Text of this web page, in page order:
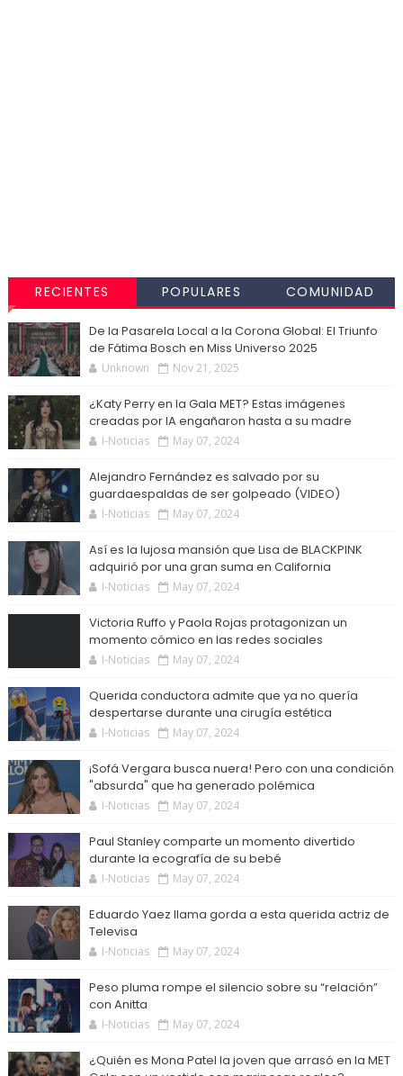
RECIENTES POPULARES COMUNIDAD
De la Pasarela Local a la Corona Global: El Triunfo
de Fátima Bosch en Miss Universo 2025
Unknown Nov 21, 2025
¿Katy Perry en la Gala MET? Estas imágenes
creadas por IA engañaron hasta a su madre
I-Noticias May 07, 2024
Alejandro Fernández es salvado por su
guardaespaldas de ser golpeado (VIDEO)
I-Noticias May 07, 2024
Así es la lujosa mansión que Lisa de BLACKPINK
adquirió por una gran suma en California
I-Noticias May 07, 2024
Victoria Ruffo y Paola Rojas protagonizan un
momento cómico en las redes sociales
I-Noticias May 07, 2024
Querida conductora admite que ya no quería
despertarse durante una cirugía estética
I-Noticias May 07, 2024
¡Sofá Vergara busca nuera! Pero con una condición
"absurda" que ha generado polémica
I-Noticias May 07, 2024
Paul Stanley comparte un momento divertido
durante la ecografía de su bebé
I-Noticias May 07, 2024
Eduardo Yaez llama gorda a esta querida actriz de
Televisa
I-Noticias May 07, 2024
Peso pluma rompe el silencio sobre su “relación”
con Anitta
I-Noticias May 07, 2024
¿Quién es Mona Patel la joven que arrasó en la MET